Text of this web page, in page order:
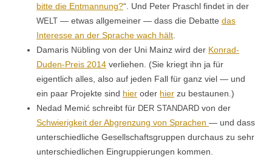
bitte die Ent­man­nung?“. Und Peter Praschl find­et in der
WELT — etwas all­ge­mein­er — dass die Debat­te das
Inter­esse an der Sprache wach hält
Damaris Nübling von der Uni Mainz wird der Kon­rad-
Duden-Preis 2014 ver­liehen. (Sie kriegt ihn ja für
eigentlich alles, also auf jeden Fall für ganz viel — und
ein paar Pro­jek­te sind hier oder hier zu bestaunen.)
Nedad Memić schreibt für DER STANDARD von der
Schwierigkeit der Abgren­zung von Sprachen — und dass
unter­schiedliche Gesellschafts­grup­pen dur­chaus zu sehr
unter­schiedlichen Ein­grup­pierun­gen kommen.